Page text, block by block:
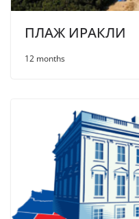
ПЛАЖ ИРАКЛИ
12 months